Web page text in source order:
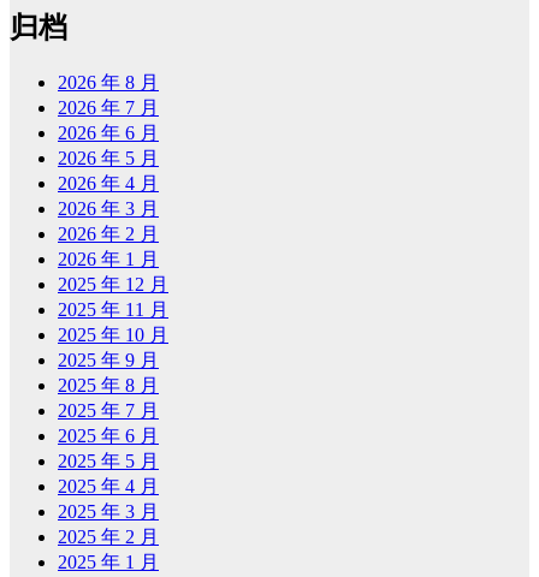
归档
2026 年 8 月
2026 年 7 月
2026 年 6 月
2026 年 5 月
2026 年 4 月
2026 年 3 月
2026 年 2 月
2026 年 1 月
2025 年 12 月
2025 年 11 月
2025 年 10 月
2025 年 9 月
2025 年 8 月
2025 年 7 月
2025 年 6 月
2025 年 5 月
2025 年 4 月
2025 年 3 月
2025 年 2 月
2025 年 1 月